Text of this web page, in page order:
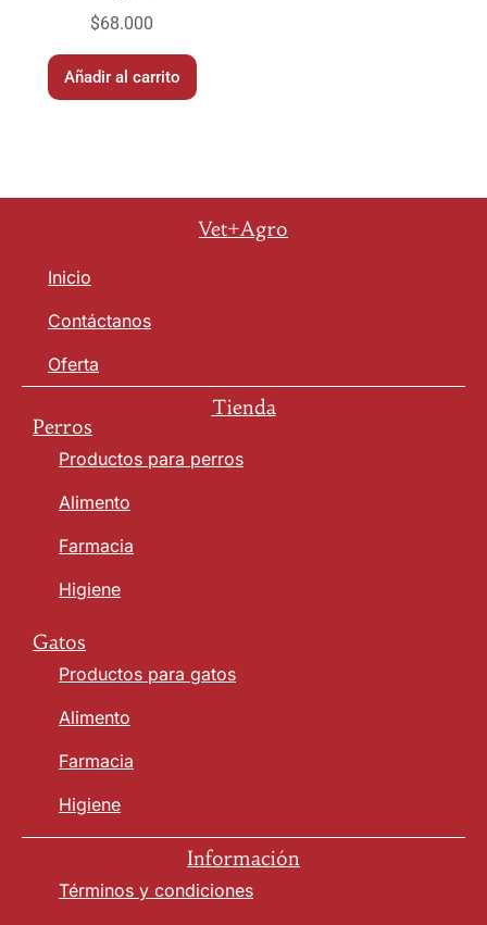
$68.000
Añadir al carrito
Vet+Agro
Inicio
Contáctanos
Oferta
Tienda
Perros
Productos para perros
Alimento
Farmacia
Higiene
Gatos
Productos para gatos
Alimento
Farmacia
Higiene
Información
Términos y condiciones